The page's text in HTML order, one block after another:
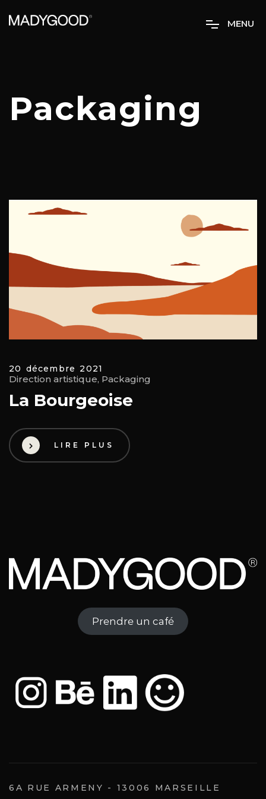
MENU
Packaging
20 décembre 2021
Direction artistique, Packaging
La Bourgeoise
LIRE PLUS
Prendre un café
6A RUE ARMENY - 13006 MARSEILLE